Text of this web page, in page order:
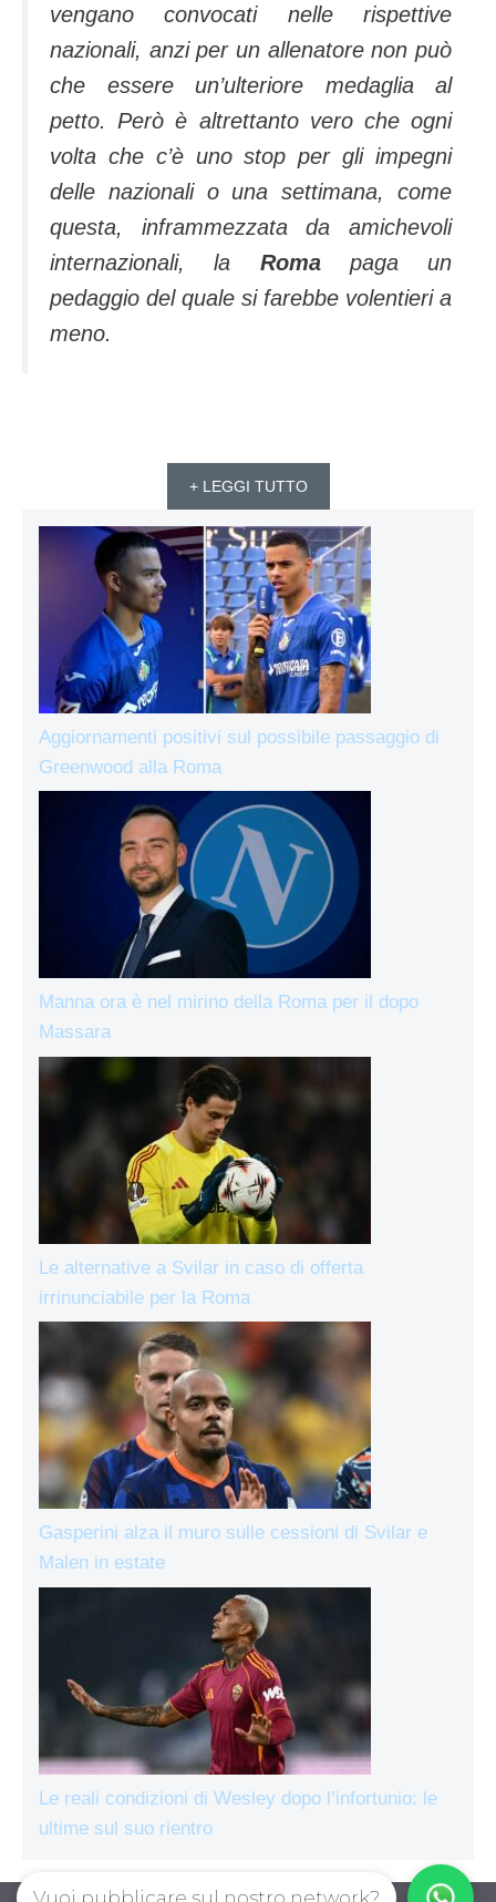
vengano convocati nelle rispettive
nazionali, anzi per un allenatore non può
che essere un’ulteriore medaglia al
petto. Però è altrettanto vero che ogni
volta che c’è uno stop per gli impegni
delle nazionali o una settimana, come
questa, inframmezzata da amichevoli
internazionali, la Romapaga un
pedaggio del quale si farebbe volentieri a
meno.
+ LEGGI TUTTO
Aggiornamenti positivi sul possibile passaggio di
Greenwood alla Roma
Manna ora è nel mirino della Roma per il dopo
Massara
Le alternative a Svilar in caso di offerta
irrinunciabile per la Roma
Gasperini alza il muro sulle cessioni di Svilar e
Malen in estate
Le reali condizioni di Wesley dopo l’infortunio: le
ultime sul suo rientro
Vuoi pubblicare sul nostro network?